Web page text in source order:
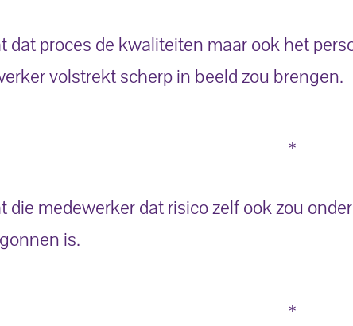
dat proces de kwaliteiten maar ook het
volstrekt scherp in beeld zou brengen.
*
die medewerker dat risico zelf ook zou
is.
*